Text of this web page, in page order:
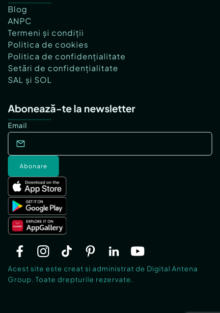
Blog
ANPC
Termeni și condiții
Politica de cookies
Politica de confidențialitate
Setări de confidențialitate
SAL și SOL
Abonează-te la newsletter
Email
Abonare
Acest site este creat si administrat de Digital Antena
Group. Toate drepturile rezervate.